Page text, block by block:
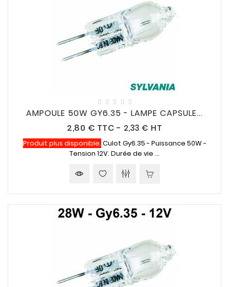
AMPOULE 50W GY6.35 - LAMPE CAPSULE...
2,80 € Prix
TTC - 2,33 € HT
Produit plus disponible. Culot Gy6.35 - Puissance 50W -
Tension 12V. Durée de vie ...